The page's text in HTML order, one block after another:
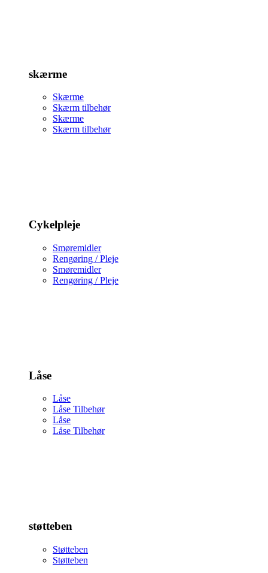
skærme
Skærme
Skærm tilbehør
Skærme
Skærm tilbehør
Cykelpleje
Smøremidler
Rengøring / Pleje
Smøremidler
Rengøring / Pleje
Låse
Låse
Låse Tilbehør
Låse
Låse Tilbehør
støtteben
Støtteben
Støtteben